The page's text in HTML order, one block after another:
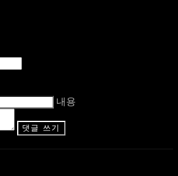
내용
댓글 쓰기